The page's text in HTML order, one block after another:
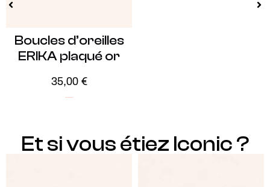
Boucles d’oreilles
ERIKA plaqué or
35,00 €
Et si vous étiez Iconic ?